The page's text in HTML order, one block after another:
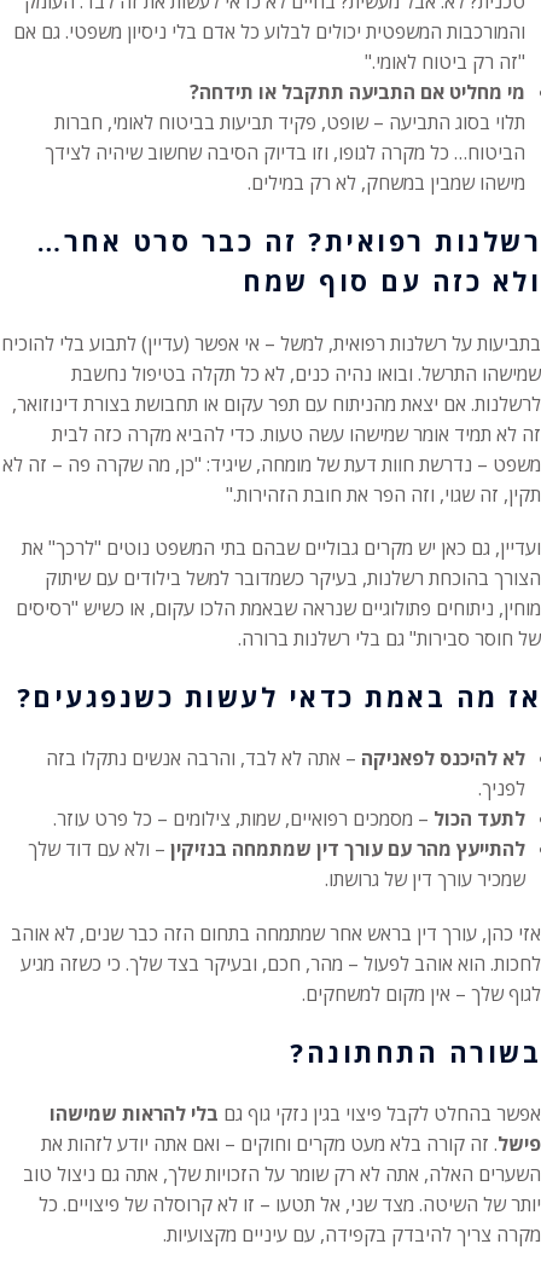
והמורכבות המשפטית יכולים לבלוע כל אדם בלי ניסיון משפטי. גם אם
"זה רק ביטוח לאומי."
מי מחליט אם התביעה תתקבל או תידחה?
תלוי בסוג התביעה – שופט, פקיד תביעות בביטוח לאומי, חברות
הביטוח… כל מקרה לגופו, וזו בדיוק הסיבה שחשוב שיהיה לצידך
מישהו שמבין במשחק, לא רק במילים.
רשלנות רפואית? זה כבר סרט אחר…
ולא כזה עם סוף שמח
בתביעות על רשלנות רפואית, למשל – אי אפשר (עדיין) לתבוע בלי להוכיח
שמישהו התרשל. ובואו נהיה כנים, לא כל תקלה בטיפול נחשבת
לרשלנות. אם יצאת מהניתוח עם תפר עקום או תחבושת בצורת דינוזואר,
זה לא תמיד אומר שמישהו עשה טעות. כדי להביא מקרה כזה לבית
משפט – נדרשת חוות דעת של מומחה, שיגיד: "כן, מה שקרה פה – זה לא
תקין, זה שגוי, וזה הפר את חובת הזהירות."
ועדיין, גם כאן יש מקרים גבוליים שבהם בתי המשפט נוטים "לרכך" את
הצורך בהוכחת רשלנות, בעיקר כשמדובר למשל בילודים עם שיתוק
מוחין, ניתוחים פתולוגיים שנראה שבאמת הלכו עקום, או כשיש "רסיסים
של חוסר סבירות" גם בלי רשלנות ברורה.
אז מה באמת כדאי לעשות כשנפגעים?
לא להיכנס לפאניקה – אתה לא לבד, והרבה אנשים נתקלו בזה
לפניך.
לתעד הכול – מסמכים רפואיים, שמות, צילומים – כל פרט עוזר.
להתייעץ מהר עם עורך דין שמתמחה בנזיקין – ולא עם דוד שלך
שמכיר עורך דין של גרושתו.
אזי כהן, עורך דין בראש אחר שמתמחה בתחום הזה כבר שנים, לא אוהב
לחכות. הוא אוהב לפעול – מהר, חכם, ובעיקר בצד שלך. כי כשזה מגיע
לגוף שלך – אין מקום למשחקים.
בשורה התחתונה?
אפשר בהחלט לקבל פיצוי בגין נזקי גוף גם בלי להראות שמישהו
פישל. זה קורה בלא מעט מקרים וחוקים – ואם אתה יודע לזהות את
השערים האלה, אתה לא רק שומר על הזכויות שלך, אתה גם ניצול טוב
יותר של השיטה. מצד שני, אל תטעו – זו לא קרוסלה של פיצויים. כל
מקרה צריך להיבדק בקפידה, עם עיניים מקצועיות.